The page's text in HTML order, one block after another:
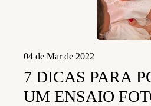
04 de Mar de 2022
7 DICAS PARA
UM ENSAIO